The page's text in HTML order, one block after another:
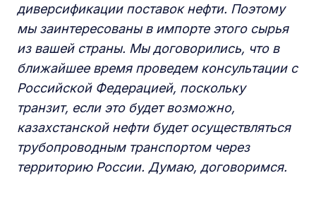
диверсификации поставок нефти. Поэтому
мы заинтересованы в импорте этого сырья
из вашей страны. Мы договорились, что в
ближайшее время проведем консультации с
Российской Федерацией, поскольку
транзит, если это будет возможно,
казахстанской нефти будет осуществляться
трубопроводным транспортом через
территорию России. Думаю, договоримся.